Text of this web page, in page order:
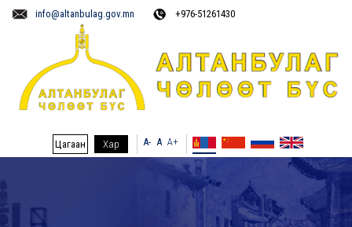
info@altanbulag.gov.mn +976-51261430
Цагаан Хар A- A A+